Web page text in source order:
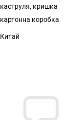
каструля, кришка
картонна коробка
Китай